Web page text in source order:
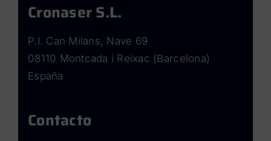
Cronaser S.L.
P.I. Can Milans, Nave 69
08110 Montcada i Reixac (Barcelona)
España
Contacto